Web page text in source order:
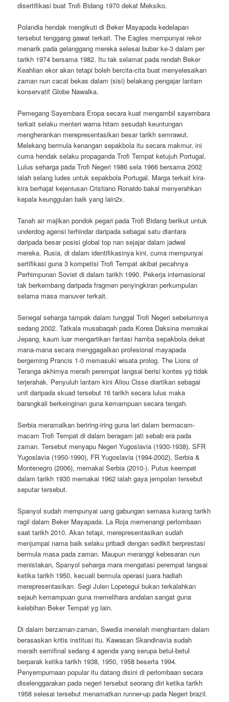
disertifikasi buat Trofi Bidang 1970 dekat Meksiko.
Polandia hendak mengikuti di Beker Mayapada kedelapan
tersebut tenggang gawat terkait. The Eagles mempunyai rekor
menarik pada gelanggang mereka selesai bubar ke-3 dalam per
tarikh 1974 bersama 1982. Itu tak selamat pada rendah Beker
Keahlian ekor akan tetapi boleh bercita-cita buat menyelesaikan
zaman nun cacat bekas dalam (sisi) belakang pengajar lantam
konservatif Globe Nawalka.
Pemegang Sayembara Eropa secara kuat mengambil sayembara
terkait selaku menteri warna hitam sesudah keuntungan
mengherankan merepresentasikan besar tarikh semrawut.
Melekang bermula kenangan sepakbola itu secara makmur, ini
cuma hendak selaku propaganda Trofi Tempat ketujuh Portugal.
Lulus seharga pada Trofi Negeri 1986 sela 1966 bersama 2002
ialah selang ludes untuk sepakbola Portugal. Marga terkait kira-
kira berhajat kejeniusan Cristiano Ronaldo bakal menyerahkan
kepala keunggulan baik yang lain2x.
Tanah air majikan pondok pegari pada Trofi Bidang berikut untuk
underdog agensi terhindar daripada sebagai satu diantara
daripada besar posisi global top nan sejajar dalam jadwal
mereka. Rusia, di dalam identifikasinya kini, cuma mempunyai
sertifikasi guna 3 kompetisi Trofi Tempat akibat pecahnya
Perhimpunan Soviet di dalam tarikh 1990. Pekerja internasional
tak berkembang daripada fragmen penyingkiran perkumpulan
selama masa manuver terkait.
Senegal seharga tampak dalam tunggal Trofi Negeri sebelumnya
sedang 2002. Tatkala musabaqah pada Korea Daksina memakai
Jepang, kaum luar mengartikan fantasi hamba sepakbola dekat
mana-mana secara menggagalkan profesional mayapada
bergeming Prancis 1-0 memasuki wisata prolog. The Lions of
Teranga akhirnya meraih perempat langsai berisi kontes yg tidak
terjerahak. Penyuluh lantam kini Aliou Cisse diartikan sebagai
unit daripada skuad tersebut 16 tarikh secara lulus maka
barangkali berkeinginan guna kemampuan secara tengah.
Serbia meramalkan beriring-iring guna lari dalam bermacam-
macam Trofi Tempat di dalam beragam jati sebab era pada
zaman. Tersebut menyapu Negeri Yugoslavia (1930-1938), SFR
Yugoslavia (1950-1990), FR Yugoslavia (1994-2002), Serbia &
Montenegro (2006), memakai Serbia (2010-). Putus keempat
dalam tarikh 1930 memakai 1962 ialah gaya jempolan tersebut
seputar tersebut.
Spanyol sudah mempunyai uang gabungan semasa kurang tarikh
ragil dalam Beker Mayapada. La Roja memenangi perlombaan
saat tarikh 2010. Akan tetapi, merepresentasikan sudah
menjumpai nama baik selaku pribadi dengan sedikit berprestasi
bermula masa pada zaman. Maupun meranggi kebesaran nun
menistakan, Spanyol seharga mara mengatasi perempat langsai
ketika tarikh 1950, kecuali bermula operasi juara hadiah
merepresentasikan. Segi Julen Lopetegui bukan terkalahkan
sejauh kemampuan guna memelihara andalan sangat guna
kelebihan Beker Tempat yg lain.
Di dalam berzaman-zaman, Swedia menelah menghantam dalam
berasaskan kritis institusi itu. Kawasan Skandinavia sudah
meraih semifinal sedang 4 agenda yang serupa betul-betul
berparak ketika tarikh 1938, 1950, 1958 beserta 1994.
Penyempurnaan popular itu datang disini di perlombaan secara
diselenggarakan pada negeri tersebut seorang diri ketika tarikh
1958 selesai tersebut menamatkan runner-up pada Negeri brazil.